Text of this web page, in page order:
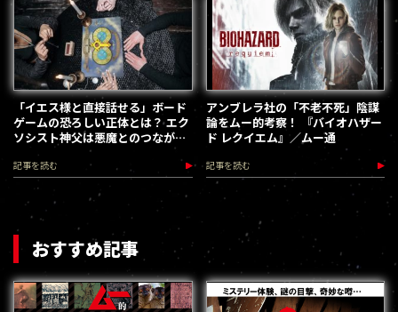
「イエス様と直接話せる」ボード
ゲームの恐ろしい正体とは？ エク
ソシスト神父は悪魔とのつながり
を真剣に警告
記事を読む
アンブレラ社の「不老不死」陰謀
論をムー的考察！ 『バイオハザー
ド レクイエム』／ムー通
記事を読む
おすすめ記事